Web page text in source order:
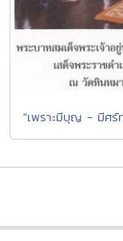
"เพราะมีบุญ - มีศรั